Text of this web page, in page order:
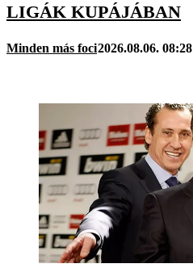
LIGÁK KUPÁJÁBAN
Minden más foci2026.08.06. 08:28